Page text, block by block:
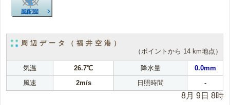
周辺データ（福井空港）
（ポイントから 14 km地点）
気温 26.7℃ 降水量
0.0mm
風速
2m/s 日照時間 -
8月 9日 8時